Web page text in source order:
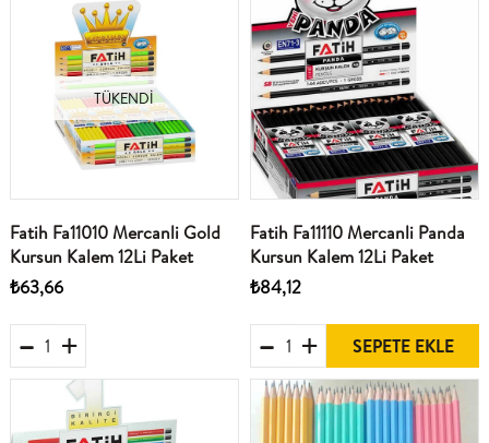
TÜKENDI
Fatih Fa11010 Mercanli Gold
Kursun Kalem 12Li Paket
₺63,66
Fatih Fa11110 Mercanli Panda
Kursun Kalem 12Li Paket
₺84,12
SEPETE EKLE